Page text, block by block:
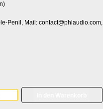
Penil, Mail: contact@phlaudio.com,